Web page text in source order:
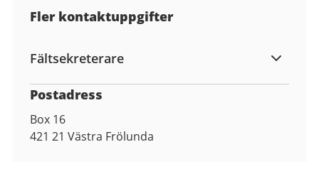
Fler kontaktuppgifter
Fältsekreterare
Postadress
Box 16
421 21 Västra Frölunda